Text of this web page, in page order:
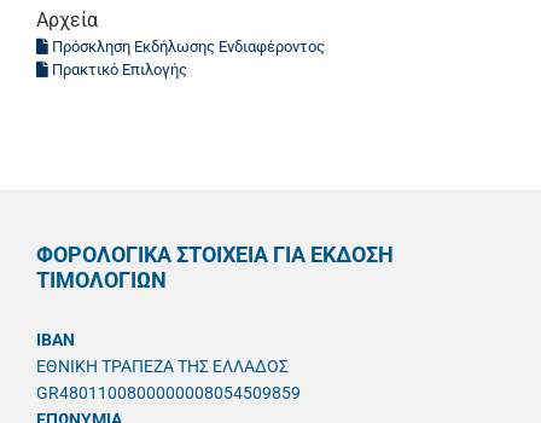
Αρχεία
Πρόσκληση Εκδήλωσης Ενδιαφέροντος
Πρακτικό Επιλογής
ΦΟΡΟΛΟΓΙΚΑ ΣΤΟΙΧΕΙΑ ΓΙΑ ΕΚΔΟΣΗ
ΤΙΜΟΛΟΓΙΩΝ
IBAN
ΕΘΝΙΚΗ ΤΡΑΠΕΖΑ ΤΗΣ ΕΛΛΑΔΟΣ
GR4801100800000008054509859